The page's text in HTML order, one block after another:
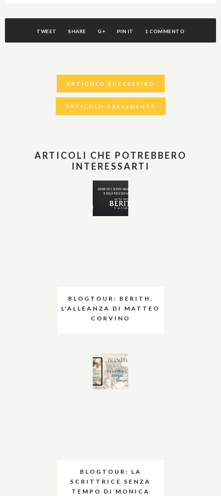
TWEET SHARE G+ PIN IT 1 COMMENTO
ARTICOLO SUCCESSIVO
ARTICOLO PRECEDENTE
ARTICOLI CHE POTREBBERO
INTERESSARTI
BLOGTOUR: BERITH.
L'ALLEANZA DI MATTEO
CORVINO
BLOGTOUR: LA
SCRITTRICE SENZA
TEMPO DI MONICA